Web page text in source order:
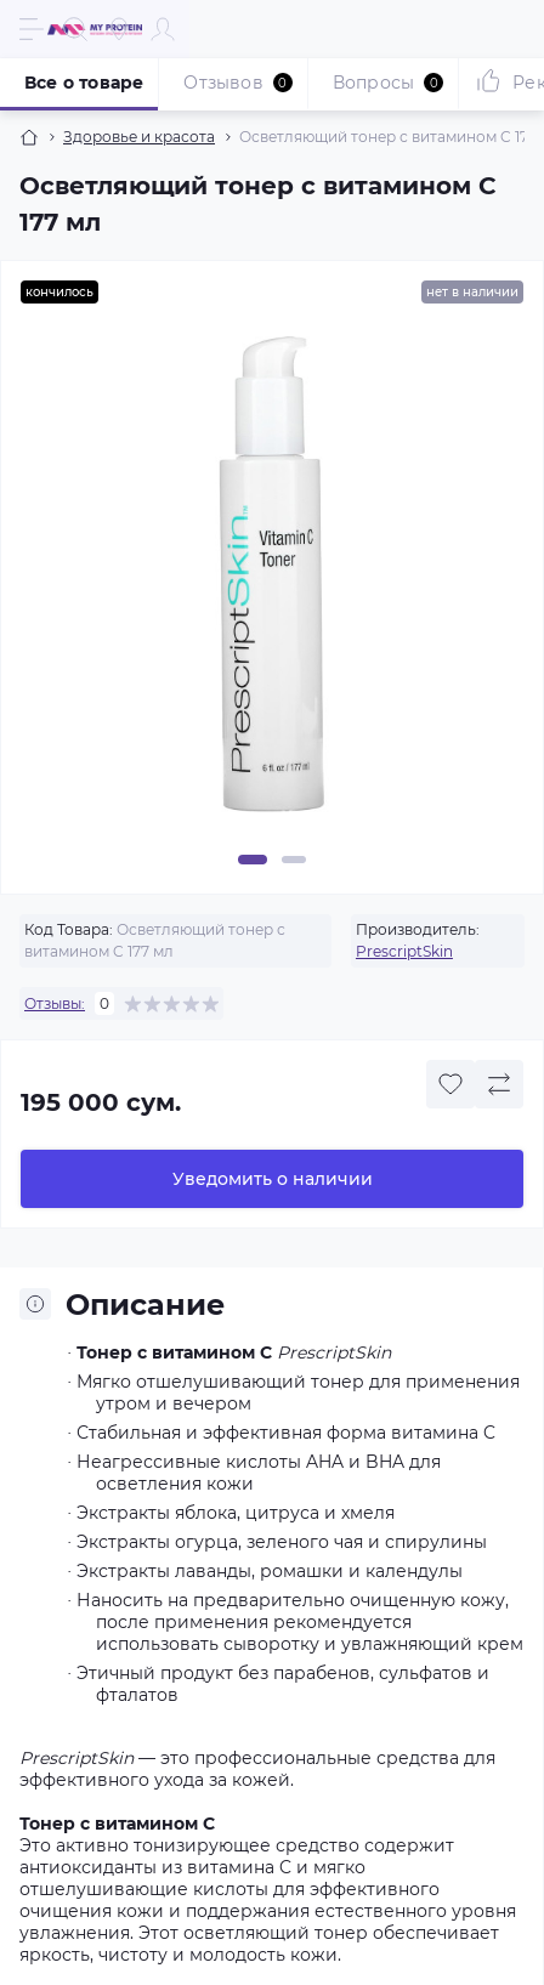
Здоровье и красота Осветляющий тонер с витамином C 177
Осветляющий тонер с витамином C
177 мл
Все о товаре Отзывов 0 Вопросы 0
кончилось нет в наличии
Код Товара: Осветляющий тонер с
витамином C 177 мл
Производитель:
PrescriptSkin
Отзывы: 0
195 000 сум.
Уведомить о наличии
Описание
· Тонер с витамином C PrescriptSkin
· Мягко отшелушивающий тонер для применения
утром и вечером
· Стабильная и эффективная форма витамина C
· Неагрессивные кислоты AHA и BHA для
осветления кожи
· Экстракты яблока, цитруса и хмеля
· Экстракты огурца, зеленого чая и спирулины
· Экстракты лаванды, ромашки и календулы
· Наносить на предварительно очищенную кожу,
после применения рекомендуется
использовать сыворотку и увлажняющий крем
· Этичный продукт без парабенов, сульфатов и
фталатов
PrescriptSkin— это профессиональные средства для
эффективного ухода за кожей.
Тонер с витамином C
Это активно тонизирующее средство содержит
антиоксиданты из витамина C и мягко
отшелушивающие кислоты для эффективного
очищения кожи и поддержания естественного уровня
увлажнения. Этот осветляющий тонер обеспечивает
яркость, чистоту и молодость кожи.